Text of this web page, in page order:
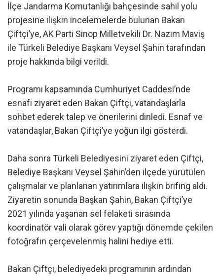
İlçe Jandarma Komutanlığı bahçesinde sahil yolu
projesine ilişkin incelemelerde bulunan Bakan
Çiftçi’ye, AK Parti Sinop Milletvekili Dr. Nazım Maviş
ile Türkeli Belediye Başkanı Veysel Şahin tarafından
proje hakkında bilgi verildi.
Programı kapsamında Cumhuriyet Caddesi’nde
esnafı ziyaret eden Bakan Çiftçi, vatandaşlarla
sohbet ederek talep ve önerilerini dinledi. Esnaf ve
vatandaşlar, Bakan Çiftçi’ye yoğun ilgi gösterdi.
Daha sonra Türkeli Belediyesini ziyaret eden Çiftçi,
Belediye Başkanı Veysel Şahin’den ilçede yürütülen
çalışmalar ve planlanan yatırımlara ilişkin brifing aldı.
Ziyaretin sonunda Başkan Şahin, Bakan Çiftçi’ye
2021 yılında yaşanan sel felaketi sırasında
koordinatör vali olarak görev yaptığı dönemde çekilen
fotoğrafın çerçevelenmiş halini hediye etti.
Bakan Çiftçi, belediyedeki programının ardından